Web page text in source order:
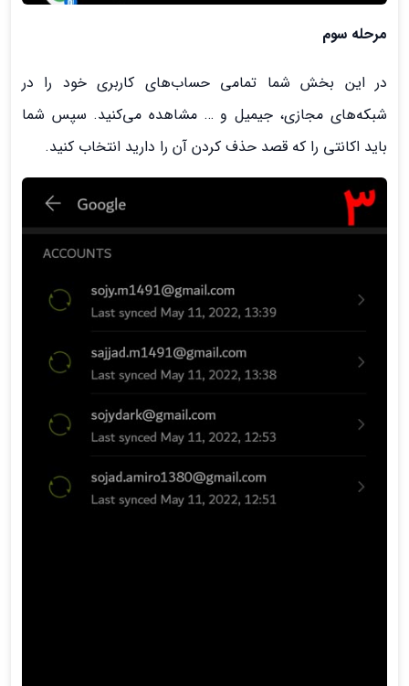
مرحله سوم
در این بخش شما تمامی حساب‌های کاربری خود را در
شبکه‌های مجازی، جیمیل و … مشاهده می‌کنید. سپس شما
باید اکانتی را که قصد حذف کردن آن را دارید انتخاب کنید.